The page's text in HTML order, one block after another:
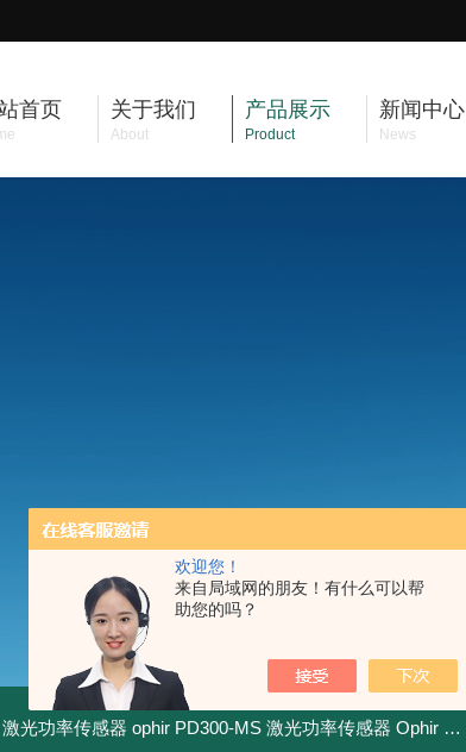
欢迎您！
来自局域网的朋友！有什么可以帮
助您的吗？
首页 关于我们
About
产品展示
Product
新闻中心
News
光功率传感器 ophir PD300-MS 激光功率传感器 Ophir PD300R-3W 激光功率传感器